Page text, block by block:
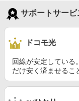
サポートサー
ドコモ光
回線が安定している
だけ安く済ませるこ